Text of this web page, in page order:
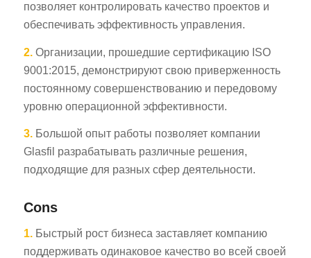
позволяет контролировать качество проектов и
обеспечивать эффективность управления.
2.Организации, прошедшие сертификацию ISO
9001:2015, демонстрируют свою приверженность
постоянному совершенствованию и передовому
уровню операционной эффективности.
3. Большой опыт работы позволяет компании
Glasfil разрабатывать различные решения,
подходящие для разных сфер деятельности.
Cons
1. Быстрый рост бизнеса заставляет компанию
поддерживать одинаковое качество во всей своей